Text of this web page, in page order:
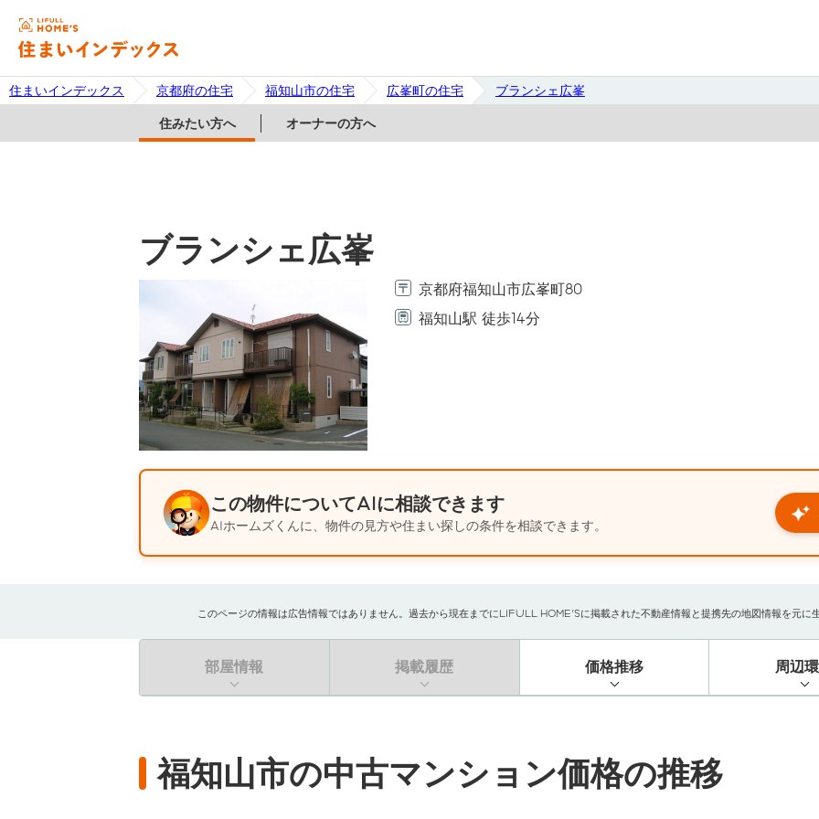
住まいインデックス 京都府の住宅 福知山市の住宅 広峯町の住宅 ブランシェ広峯
住みたい方へ オーナーの方へ
ブランシェ広峯
京都府福知山市広峯町80
福知山駅 徒歩14分
この物件についてAIに相談できます
AIホームズくんに、物件の見方や住まい探しの条件を相談できます。
このページの情報は広告情報ではありません。過去から現在までにLIFULL HOME'Sに掲載された不動産情報と提携先の地図情報を元
部屋情報 掲載履歴 価格推移 周辺
福知山市の中古マンション価格の推移